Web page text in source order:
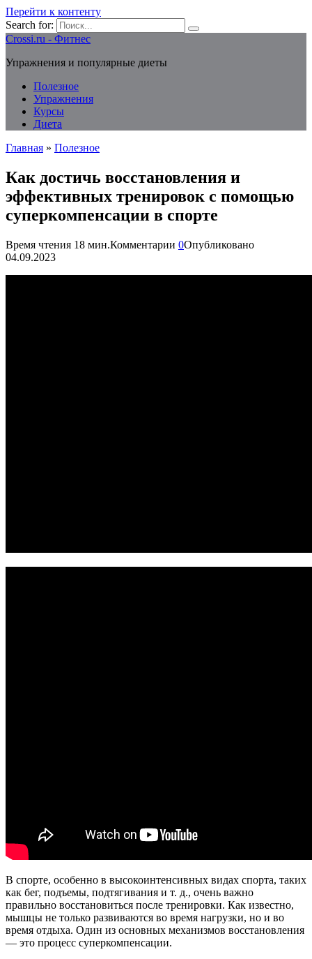
Перейти к контенту
Search for:
Crossi.ru - Фитнес
Упражнения и популярные диеты
Полезное
Упражнения
Курсы
Диета
Главная » Полезное
Как достичь восстановления и
эффективных тренировок с помощью
суперкомпенсации в спорте
Время чтения 18 мин.Комментарии 0Опубликовано
04.09.2023
В спорте, особенно в высокоинтенсивных видах спорта, таких
как бег, подъемы, подтягивания и т. д., очень важно
правильно восстановиться после тренировки. Как известно,
мышцы не только развиваются во время нагрузки, но и во
время отдыха. Один из основных механизмов восстановления
— это процесс суперкомпенсации.